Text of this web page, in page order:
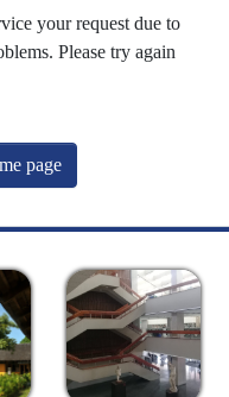
your request due to
Please try again
page